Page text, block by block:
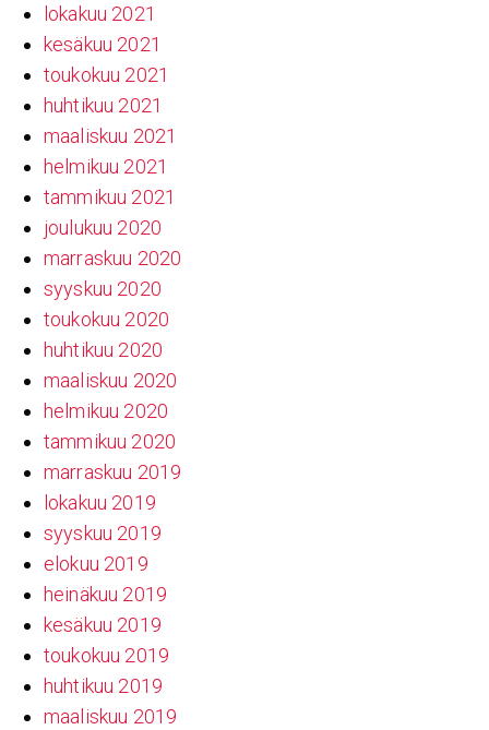
lokakuu 2021
kesäkuu 2021
toukokuu 2021
huhtikuu 2021
maaliskuu 2021
helmikuu 2021
tammikuu 2021
joulukuu 2020
marraskuu 2020
syyskuu 2020
toukokuu 2020
huhtikuu 2020
maaliskuu 2020
helmikuu 2020
tammikuu 2020
marraskuu 2019
lokakuu 2019
syyskuu 2019
elokuu 2019
heinäkuu 2019
kesäkuu 2019
toukokuu 2019
huhtikuu 2019
maaliskuu 2019